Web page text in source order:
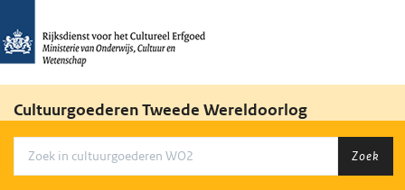
Cultuurgoederen Tweede Wereldoorlog
Zoek